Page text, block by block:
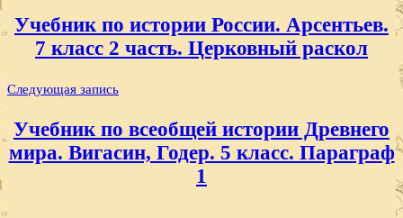
записям
Учебник по истории России. Арсентьев.
7 класс 2 часть. Церковный раскол
Следующая запись
Учебник по всеобщей истории Древнего
мира. Вигасин, Годер. 5 класс. Параграф
1